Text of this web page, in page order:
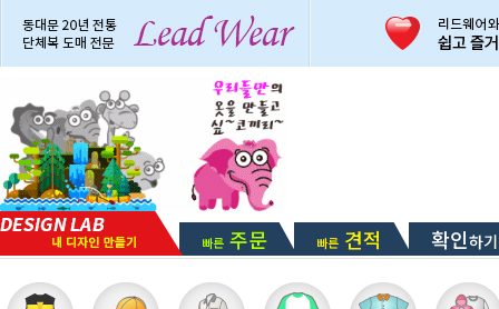
빠른 주문 빠른 견적 확인하기